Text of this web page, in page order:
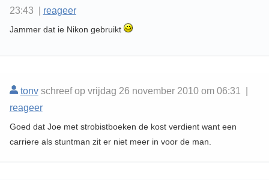
23:43 | reageer
Jammer dat ie Nikon gebruikt
tonvschreef op vrijdag 26 november 2010 om 06:31 |
reageer
Goed dat Joe met strobistboeken de kost verdient want een
carriere als stuntman zit er niet meer in voor de man.